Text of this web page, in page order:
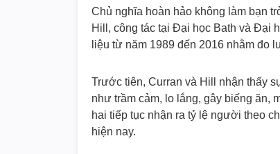
Chủ nghĩa hoàn hảo không làm bạn
Hill, công tác tại Đại học Bath và Đại
liệu từ năm 1989 đến 2016 nhằm
Trước tiên, Curran và Hill nhận thấy
như trầm cảm, lo lắng, gây biếng ăn,
hai tiếp tục nhận ra tỷ lệ người theo
hiện nay.